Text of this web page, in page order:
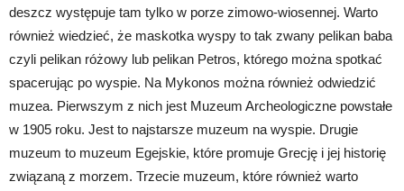
deszcz występuje tam tylko w porze zimowo-wiosennej. Warto
również wiedzieć, że maskotka wyspy to tak zwany pelikan baba
czyli pelikan różowy lub pelikan Petros, którego można spotkać
spacerując po wyspie. Na Mykonos można również odwiedzić
muzea. Pierwszym z nich jest Muzeum Archeologiczne powstałe
w 1905 roku. Jest to najstarsze muzeum na wyspie. Drugie
muzeum to muzeum Egejskie, które promuje Grecję i jej historię
związaną z morzem. Trzecie muzeum, które również warto